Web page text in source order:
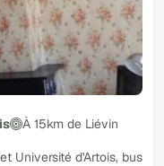
À 15km de Liévin
Université d'Artois, bus